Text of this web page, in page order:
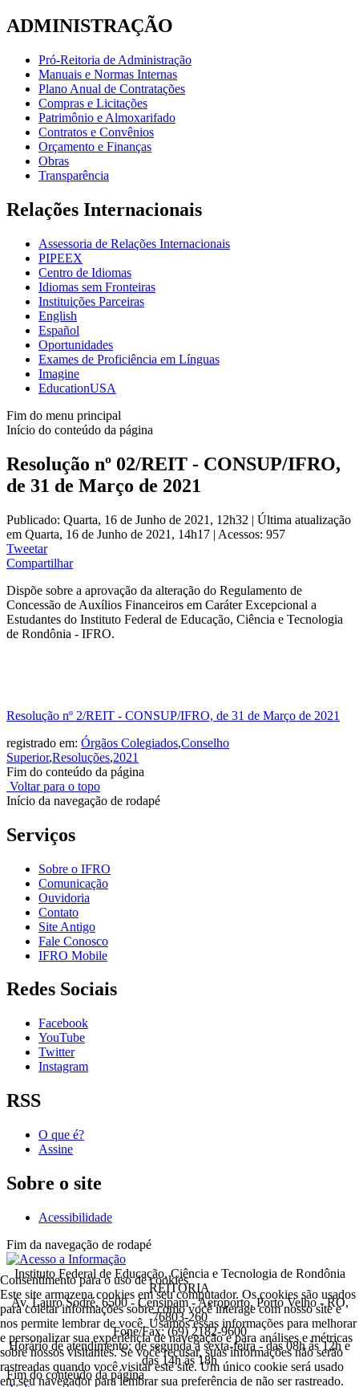
ADMINISTRAÇÃO
Pró-Reitoria de Administração
Manuais e Normas Internas
Plano Anual de Contratações
Compras e Licitações
Patrimônio e Almoxarifado
Contratos e Convênios
Orçamento e Finanças
Obras
Transparência
Relações Internacionais
Assessoria de Relações Internacionais
PIPEEX
Centro de Idiomas
Idiomas sem Fronteiras
Instituições Parceiras
English
Español
Oportunidades
Exames de Proficiência em Línguas
Imagine
EducationUSA
Fim do menu principal
Início do conteúdo da página
Resolução nº 02/REIT - CONSUP/IFRO,
de 31 de Março de 2021
Publicado: Quarta, 16 de Junho de 2021, 12h32 | Última atualização
em Quarta, 16 de Junho de 2021, 14h17 | Acessos: 957
Tweetar
Compartilhar
Dispõe sobre a aprovação da alteração do Regulamento de
Concessão de Auxílios Financeiros em Caráter Excepcional a
Estudantes do Instituto Federal de Educação, Ciência e Tecnologia
de Rondônia - IFRO.
Resolução nº 2/REIT - CONSUP/IFRO, de 31 de Março de 2021
registrado em: Órgãos Colegiados,Conselho
Superior,Resoluções,2021
Fim do conteúdo da página
Voltar para o topo
Início da navegação de rodapé
Serviços
Sobre o IFRO
Comunicação
Ouvidoria
Contato
Site Antigo
Fale Conosco
IFRO Mobile
Redes Sociais
Facebook
YouTube
Twitter
Instagram
RSS
O que é?
Assine
Sobre o site
Acessibilidade
Fim da navegação de rodapé
Instituto Federal de Educação, Ciência e Tecnologia de Rondônia
REITORIA
Av. Lauro Sodré, 6500 - Censipam - Aeroporto, Porto Velho - RO,
76803-260
Fone/Fax: (69) 2182-9600
Horário de atendimento: de segunda a sexta-feira - das 08h às 12h e
das 14h às 18h
Fim do conteúdo da página
Consentimento para o uso de cookies
Este site armazena cookies em seu computador. Os cookies são usados
para coletar informações sobre como você interage com nosso site e
nos permite lembrar de você. Usamos essas informações para melhorar
e personalizar sua experiência de navegação e para análises e métricas
sobre nossos visitantes. Se você recusar, suas informações não serão
rastreadas quando você visitar este site. Um único cookie será usado
em seu navegador para lembrar sua preferência de não ser rastreado.